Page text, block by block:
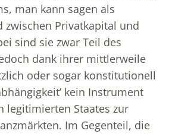
man kann sagen als
zwischen Privatkapital und
sind sie zwar Teil des
dank ihrer mittlerweile
oder sogar konstitutionell
kein Instrument
legitimierten Staates zur
Im Gegenteil, die